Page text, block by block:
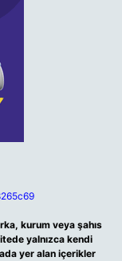
kurum veya şahıs
yalnızca kendi
yer alan içerikler